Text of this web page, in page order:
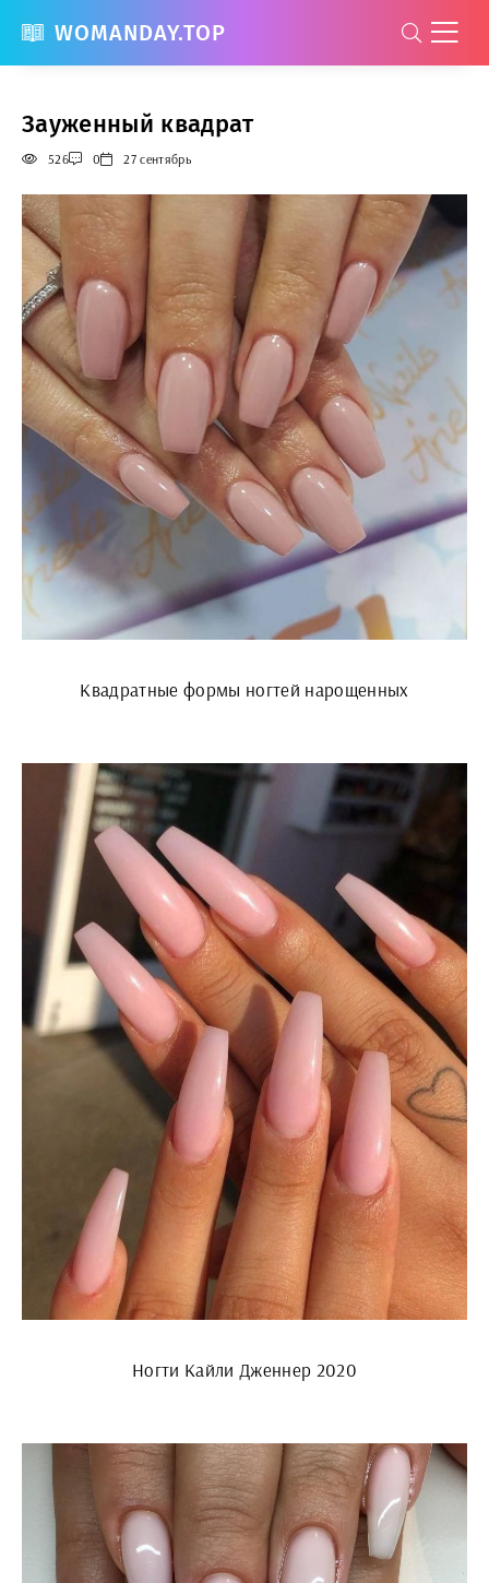
WOMANDAY.TOP
Зауженный квадрат
526 0 27 сентябрь
Квадратные формы ногтей нарощенных
Ногти Кайли Дженнер 2020